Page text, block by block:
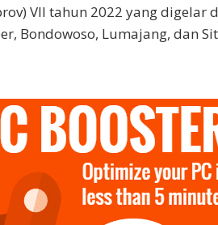
VII tahun 2022 yang digelar
Bondowoso, Lumajang, dan